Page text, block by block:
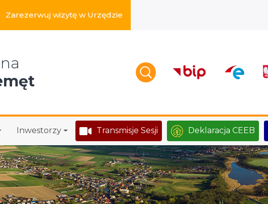
Zarezerwuj wizytę w Urzędzie
Inwestorzy Transmisje Sesji Deklaracja CEEB
w serwisie